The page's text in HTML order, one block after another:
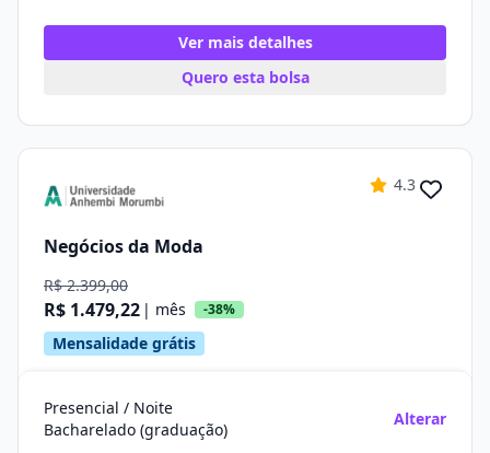
Ver mais detalhes
Quero esta bolsa
4.3
Negócios da Moda
R$ 2.399,00
R$ 1.479,22 | mês -38%
Mensalidade grátis
Presencial / Noite
Bacharelado (graduação)
Alterar